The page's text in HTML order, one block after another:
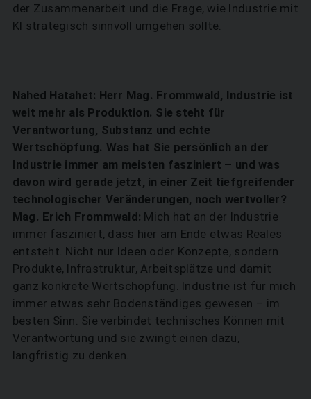
der Zusammenarbeit und die Frage, wie Industrie mit
KI strategisch sinnvoll umgehen sollte.
Nahed Hatahet: Herr Mag. Frommwald, Industrie ist
weit mehr als Produktion. Sie steht für
Verantwortung, Substanz und echte
Wertschöpfung. Was hat Sie persönlich an der
Industrie immer am meisten fasziniert – und was
davon wird gerade jetzt, in einer Zeit tiefgreifender
technologischer Veränderungen, noch wertvoller?
Mag. Erich Frommwald: Mich hat an der Industrie
immer fasziniert, dass hier am Ende etwas Reales
entsteht. Nicht nur Ideen oder Konzepte, sondern
Produkte, Infrastruktur, Arbeitsplätze und damit
ganz konkrete Wertschöpfung. Industrie ist für mich
immer etwas sehr Bodenständiges gewesen – im
besten Sinn. Sie verbindet technisches Können mit
Verantwortung und sie zwingt einen dazu,
langfristig zu denken.